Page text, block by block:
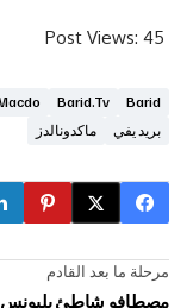
Post
Macdo
Maroc
ماكدونالدز
القادم
بليونس بطنجة